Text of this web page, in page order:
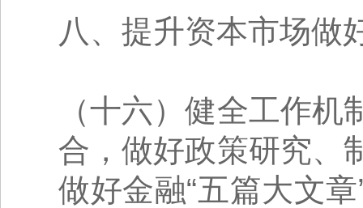
八、提升资本市场做
（十六）健全工作
合，做好政策研究、
做好金融“五篇大文